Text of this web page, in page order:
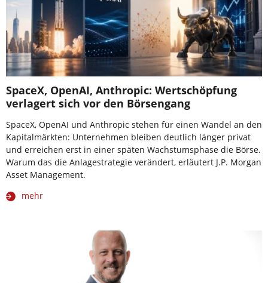
SpaceX, OpenAI, Anthropic: Wertschöpfung
verlagert sich vor den Börsengang
SpaceX, OpenAI und Anthropic stehen für einen Wandel an den
Kapitalmärkten: Unternehmen bleiben deutlich länger privat
und erreichen erst in einer späten Wachstumsphase die Börse.
Warum das die Anlagestrategie verändert, erläutert J.P. Morgan
Asset Management.
mehr